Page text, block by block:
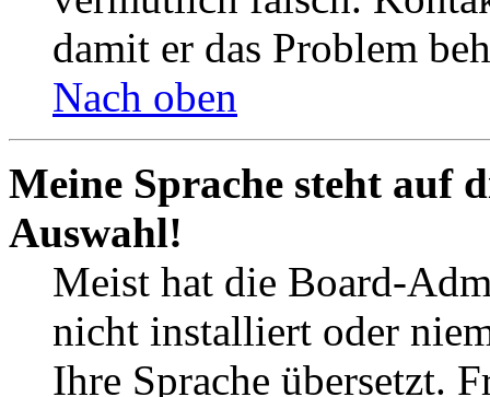
damit er das Problem
Nach oben
Meine Sprache steht auf
Auswahl!
Meist hat die Board-
nicht installiert oder
Ihre Sprache übersetzt.